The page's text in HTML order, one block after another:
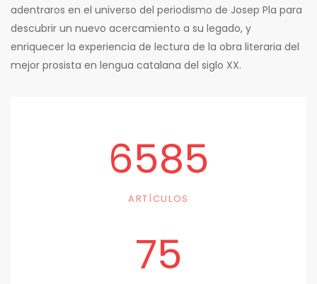
adentraros en el universo del periodismo de Josep Pla para
descubrir un nuevo acercamiento a su legado, y
enriquecer la experiencia de lectura de la obra literaria del
mejor prosista en lengua catalana del siglo XX.
6585
ARTÍCULOS
75